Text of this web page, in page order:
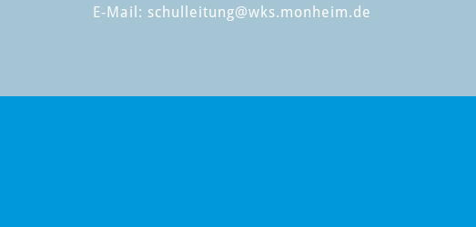
E-Mail: schulleitung@wks.monheim.de